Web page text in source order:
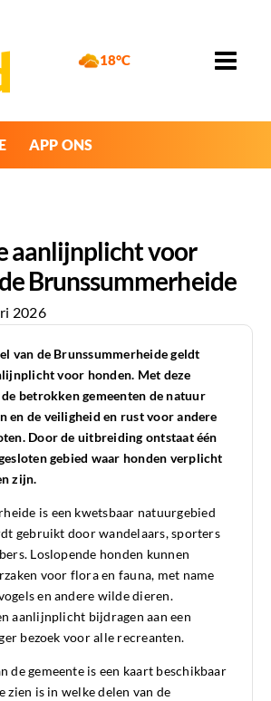
18°C
APP ONS
aanlijnplicht voor
Brunssummerheide
2026
van de Brunssummerheide geldt
voor honden. Met deze
betrokken gemeenten de natuur
en de veiligheid en rust voor andere
Door de uitbreiding ontstaat één
gebied waar honden verplicht
zijn.
is een kwetsbaar natuurgebied
gebruikt door wandelaars, sporters
Loslopende honden kunnen
voor flora en fauna, met name
en andere wilde dieren.
aanlijnplicht bijdragen aan een
bezoek voor alle recreanten.
de gemeente is een kaart beschikbaar
zien is in welke delen van de